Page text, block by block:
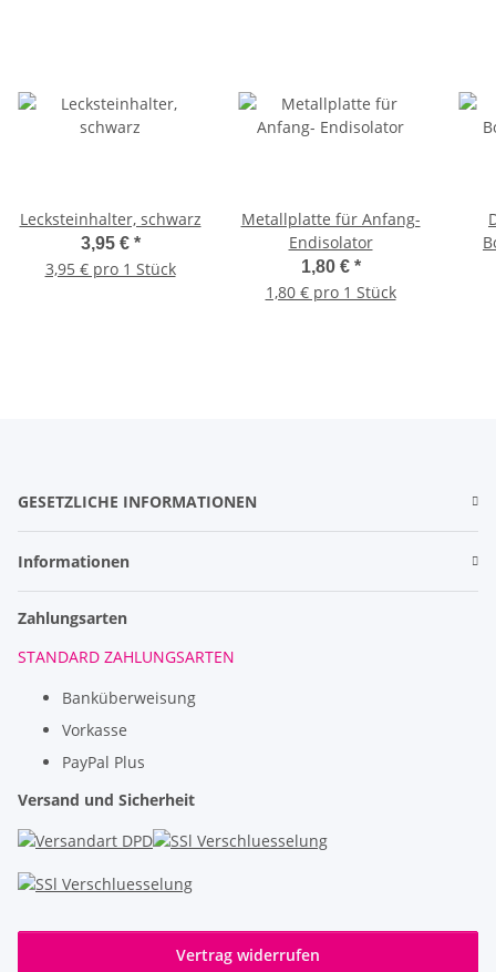
Lecksteinhalter, schwarz
3,95 € *
3,95 € pro 1 Stück
Metallplatte für Anfang-
Endisolator
1,80 € *
1,80 € pro 1 Stück
GESETZLICHE INFORMATIONEN
Informationen
Zahlungsarten
STANDARD ZAHLUNGSARTEN
Banküberweisung
Vorkasse
PayPal Plus
Versand und Sicherheit
Vertrag widerrufen